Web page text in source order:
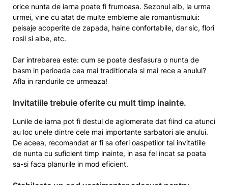
orice nunta de iarna poate fi frumoasa. Sezonul alb, la urma
urmei, vine cu atat de multe embleme ale romantismului:
peisaje acoperite de zapada, haine confortabile, dar sic, flori
rosii si albe, etc.
Dar intrebarea este: cum se poate desfasura o nunta de
basm in perioada cea mai traditionala si mai rece a anului?
Afla in randurile ce urmeaza!
​Invitatiile trebuie oferite cu mult timp inainte.
Lunile de iarna pot fi destul de aglomerate dat fiind ca atunci
au loc unele dintre cele mai importante sarbatori ale anului.
De aceea, recomandat ar fi sa oferi oaspetilor tai invitatiile
de nunta cu suficient timp inainte, in asa fel incat sa poata
sa-si faca planurile in mod eficient.